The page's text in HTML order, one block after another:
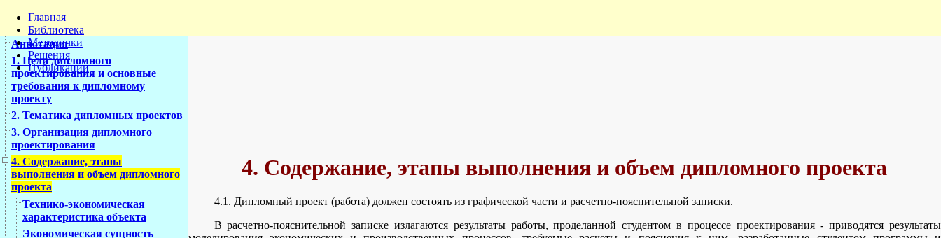
Главная
Библиотека
Методички
Решения
Публикации
Аннотация
1. Цели дипломного
проектирования и основные
требования к дипломному
проекту
2. Тематика дипломных проектов
3. Организация дипломного
проектирования
4. Содержание, этапы
выполнения и объем дипломного
проекта
Технико-экономическая
характеристика объекта
Экономическая сущность
4. Содержание, этапы выполнения и объем дипломного проекта
4.1. Дипломный проект (работа) должен состоять из графической части и расчетно-пояснительной записки.
В расчетно-пояснительной записке излагаются результаты работы, проделанной студентом в процессе проектирования - приводятся результаты